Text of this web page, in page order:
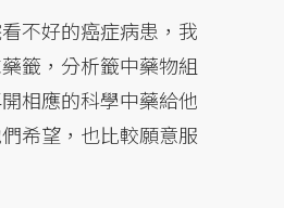
不好的癌症病患，我
籤，分析籤中藥物組
相應的科學中藥給他
希望，也比較願意服